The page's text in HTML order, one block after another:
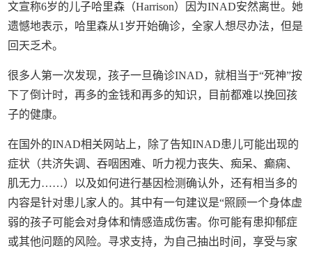
文宣称6岁的儿子哈里森（Harrison）因为INAD安然离世。她
遗憾地表示，哈里森从1岁开始确诊，全家人想尽办法，但是
回天乏术。
很多人第一次发现，孩子一旦确诊INAD，就相当于“死神”按
下了倒计时，再多的金钱和再多的知识，目前都难以挽回孩
子的健康。
在国外的INAD相关网站上，除了告知INAD患儿可能出现的
症状（共济失调、吞咽困难、听力视力丧失、痴呆、癫痫、
肌无力……）以及如何进行基因检测确认外，还有相当多的
内容是针对患儿家人的。其中有一句建议是“照顾一个身体虚
弱的孩子可能会对身体和情感造成伤害。你可能有患抑郁症
或其他问题的风险。寻求支持，为自己抽出时间，享受与家